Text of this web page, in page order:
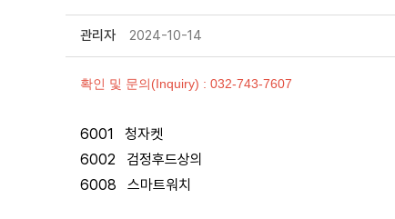
관리자 2024-10-14
확인 및 문의(Inquiry) : 032-743-7607
6001 청자켓
6002 검정후드상의
6008 스마트워치